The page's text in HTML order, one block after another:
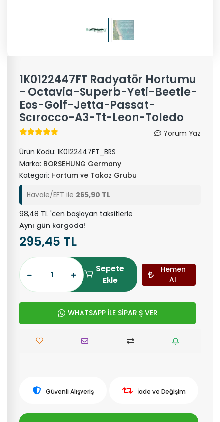
1K0122447FT Radyatör Hortumu
- Octavia-Superb-Yeti-Beetle-
Eos-Golf-Jetta-Passat-
Scırocco-A3-Tt-Leon-Toledo
Yorum Yaz
Ürün Kodu: 1K0122447FT_BRS
Marka: BORSEHUNG Germany
Kategori: Hortum ve Takoz Grubu
Havale/EFT ile 265,90 TL
98,48 TL 'den başlayan taksitlerle
Aynı gün kargoda!
295,45 TL
Sepete
Ekle
Hemen
Al
WHATSAPP İLE SİPARİŞ VER
Güvenli Alışveriş İade ve Değişim